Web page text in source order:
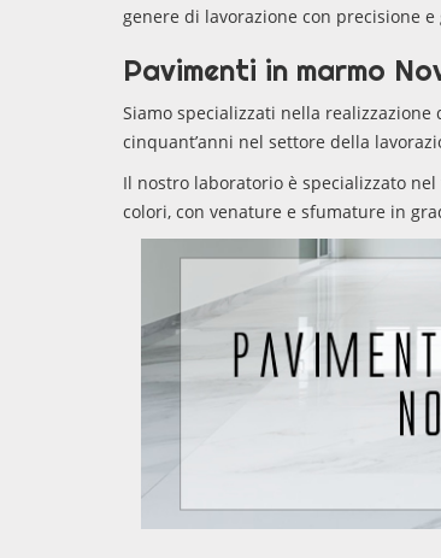
genere di lavorazione con precisione
Pavimenti in marmo
Siamo specializzati nella
cinquant’anni nel settore della
Il nostro laboratorio è specializzato
colori, con venature e sfumature in